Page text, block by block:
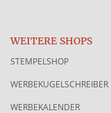
WEITERE SHOPS
STEMPELSHOP
WERBEKUGELSCHREIBER
WERBEKALENDER